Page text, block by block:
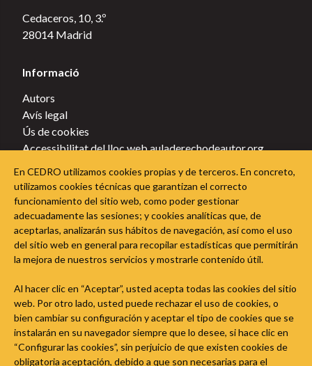
Cedaceros, 10, 3.º
28014 Madrid
Informació
Autors
Avís legal
Ús de cookies
Accessibilitat del lloc web auladerechodeautor.org
Política de cookies
Segueix l'Aula del Dret d'Autor a les xarxes socials
En CEDRO utilizamos cookies propias y de terceros. En concreto,
utilizamos cookies técnicas que garantizan el correcto
funcionamiento del sitio web, como poder gestionar
adecuadamente las sesiones; y cookies analíticas que, de
aceptarlas, analizarán sus hábitos de navegación, así como el uso
del sitio web en general para recopilar estadísticas que permitirán
la mejora de nuestros servicios y mostrarle contenido útil.
Al hacer clic en “Aceptar”, usted acepta todas las cookies del sitio
web. Por otro lado, usted puede rechazar el uso de cookies, o
bien cambiar su configuración y aceptar el tipo de cookies que se
instalarán en su navegador siempre que lo desee, si hace clic en
“Configurar las cookies”, sin perjuicio de que existen cookies de
obligatoria aceptación, debido a que son necesarias para el